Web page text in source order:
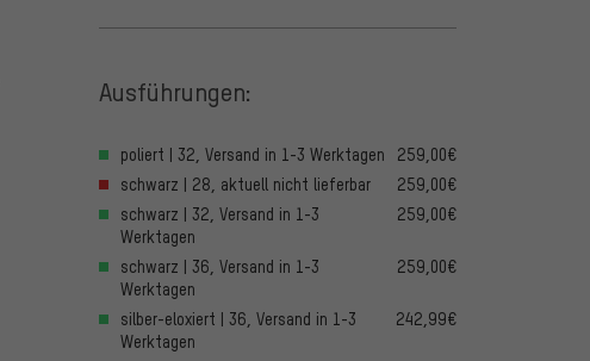
Ausführungen:
poliert | 32, Versand in 1-3 Werktagen
259,00€
schwarz | 28, aktuell nicht lieferbar
259,00€
schwarz | 32, Versand in 1-3
Werktagen
259,00€
schwarz | 36, Versand in 1-3
Werktagen
259,00€
silber-eloxiert | 36, Versand in 1-3
Werktagen
242,99€